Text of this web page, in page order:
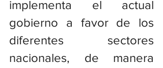
implementa el actual
gobierno a favor de los
diferentes sectores
nacionales, de manera